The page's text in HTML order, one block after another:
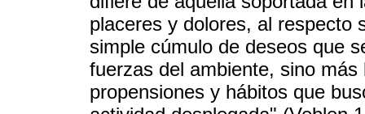
placeres y dolores, al
simple cúmulo de deseos que
fuerzas del ambiente, sino
propensiones y hábitos que